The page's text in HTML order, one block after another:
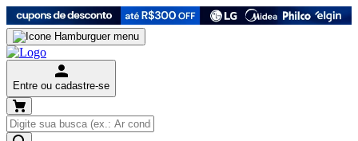
Entre ou cadastre-se